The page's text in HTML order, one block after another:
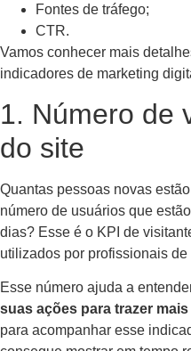
Fontes de tráfego;
CTR.
Vamos conhecer mais
indicadores de marketing
1. Número de
do site
Quantas pessoas novas
número de usuários que
dias? Esse é o KPI de
utilizados por profissionais de
Esse número ajuda a
suas ações para trazer
para acompanhar esse